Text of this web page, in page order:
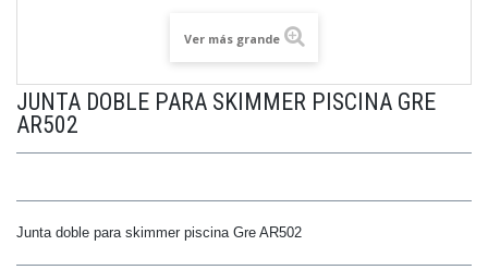
Ver más grande
JUNTA DOBLE PARA SKIMMER PISCINA GRE
AR502
Junta doble para skimmer piscina Gre AR502